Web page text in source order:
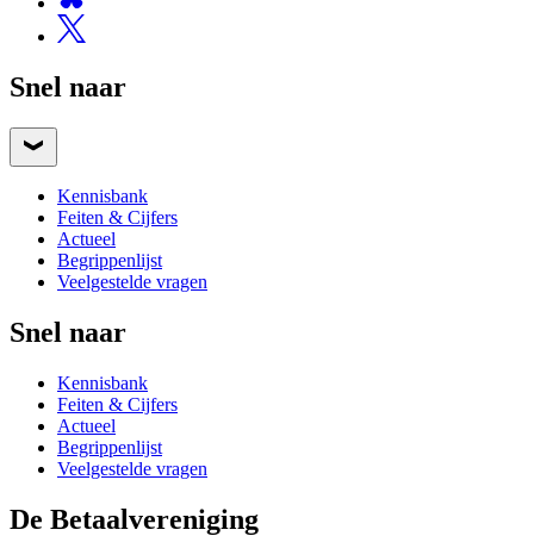
Snel naar
Kennisbank
Feiten & Cijfers
Actueel
Begrippenlijst
Veelgestelde vragen
Snel naar
Kennisbank
Feiten & Cijfers
Actueel
Begrippenlijst
Veelgestelde vragen
De Betaalvereniging